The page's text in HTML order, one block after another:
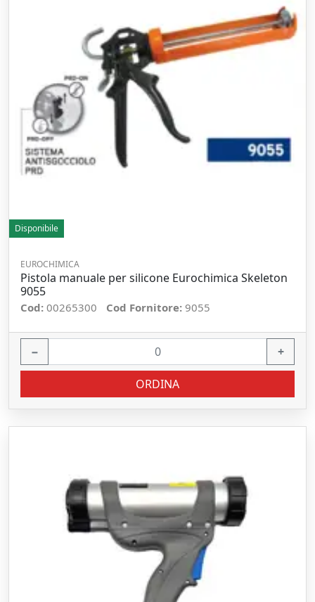
Disponibile
EUROCHIMICA
Pistola manuale per silicone Eurochimica Skeleton
9055
Cod: 00265300 Cod Fornitore: 9055
− +
ORDINA